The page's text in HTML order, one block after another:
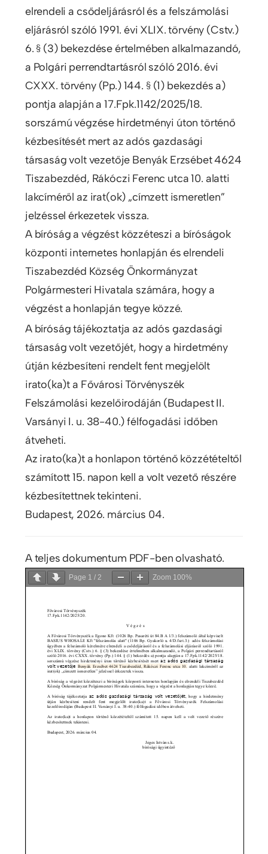
elrendeli a csődeljárásról és a felszámolási
eljárásról szóló 1991. évi XLIX. törvény (Cstv.)
6. § (3) bekezdése értelmében alkalmazandó,
a Polgári perrendtartásról szóló 2016. évi
CXXX. törvény (Pp.) 144. § (1) bekezdés a)
pontja alapján a 17.Fpk.1142/2025/18.
sorszámú végzése hirdetményi úton történő
kézbesítését mert az adós gazdasági
társaság volt vezetője Benyák Erzsébet 4624
Tiszabezdéd, Rákóczi Ferenc utca 10. alatti
lakcíméről az irat(ok) „címzett ismeretlen”
jelzéssel érkezetek vissza.
A bíróság a végzést közzéteszi a bíróságok
központi internetes honlapján és elrendeli
Tiszabezdéd Község Önkormányzat
Polgármesteri Hivatala számára, hogy a
végzést a honlapján tegye közzé.
A bíróság tájékoztatja az adós gazdasági
társaság volt vezetőjét, hogy a hirdetmény
útján kézbesíteni rendelt fent megjelölt
irato(ka)t a Fővárosi Törvényszék
Felszámolási kezelőirodáján (Budapest II.
Varsányi I. u. 38-40.) félfogadási időben
átveheti.
Az irato(ka)t a honlapon történő közzétételtől
számított 15. napon kell a volt vezető részére
kézbesítettnek tekinteni.
Budapest, 2026. március 04.
A teljes dokumentum PDF-ben olvasható.
Page 1 / 2 Zoom 100%